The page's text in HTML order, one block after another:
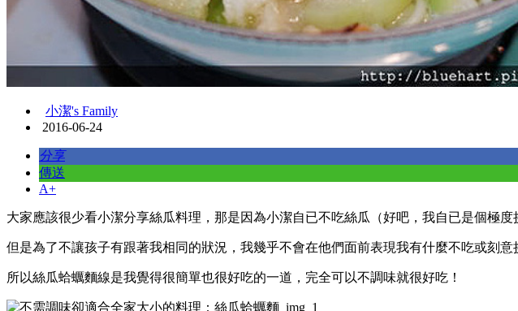
小潔's Family
2016-06-24
分享
傳送
A+
大家應該很少看小潔分享絲瓜料理，那是因為小潔自已不吃絲瓜（好吧，我自已是個極度
但是為了不讓孩子有跟著我相同的狀況，我幾乎不會在他們面前表現我有什麼不吃或刻
所以絲瓜蛤蠣麵線是我覺得很簡單也很好吃的一道，完全可以不調味就很好吃！